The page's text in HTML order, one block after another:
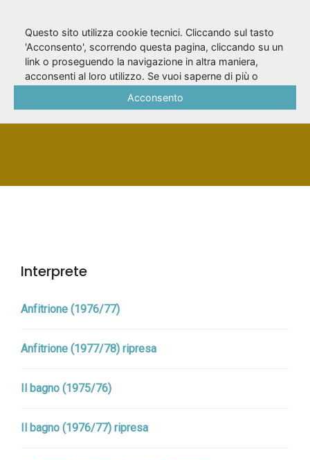
Giuliano, Giorgio
PERSONA
Interprete
Anfitrione (1976/77)
Anfitrione (1977/78) ripresa
Il bagno (1975/76)
Il bagno (1976/77) ripresa
Questo sito utilizza cookie tecnici. Cliccando sul tasto
'Acconsento', scorrendo questa pagina, cliccando su un
link o proseguendo la navigazione in altra maniera,
acconsenti al loro utilizzo. Se vuoi saperne di più o
Acconsento